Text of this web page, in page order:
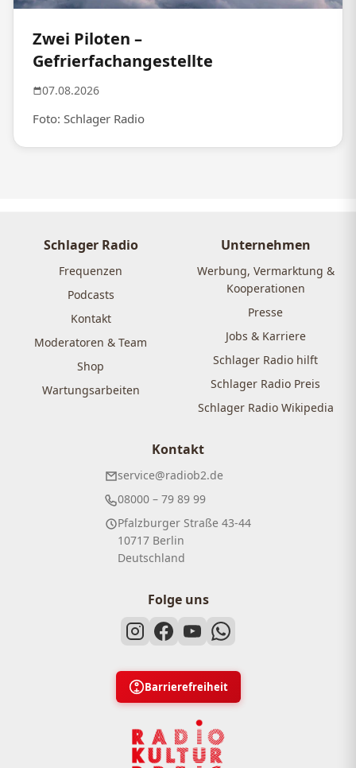
Zwei Piloten –
Gefrierfachangestellte
07.08.2026
Foto: Schlager Radio
Schlager Radio
Frequenzen
Podcasts
Kontakt
Moderatoren & Team
Shop
Wartungsarbeiten
Unternehmen
Werbung, Vermarktung &
Kooperationen
Presse
Jobs & Karriere
Schlager Radio hilft
Schlager Radio Preis
Schlager Radio Wikipedia
Kontakt
service@radiob2.de
08000 – 79 89 99
Pfalzburger Straße 43-44
10717 Berlin
Deutschland
Folge uns
Barrierefreiheit